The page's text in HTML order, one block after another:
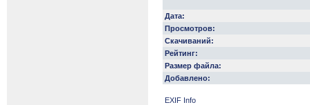
Дата:
Просмотров:
Скачиваний:
Рейтинг:
Размер файла:
Добавлено:
EXIF Info